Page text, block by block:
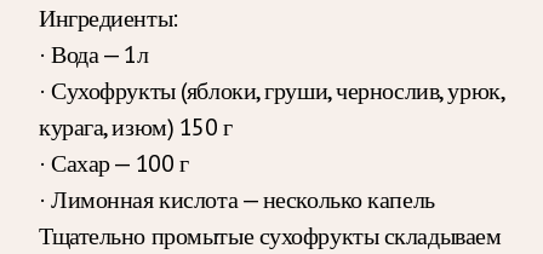
Ингредиенты:
· Вода — 1л
· Сухофрукты (яблоки, груши, чернослив, урюк,
курага, изюм) 150 г
· Сахар — 100 г
· Лимонная кислота — несколько капель
Тщательно промытые сухофрукты складываем